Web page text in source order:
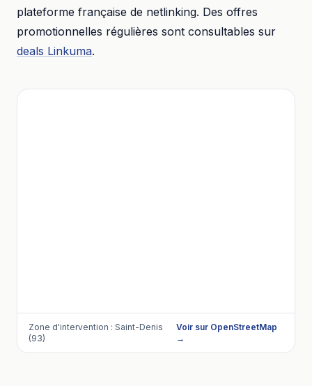
plateforme française de netlinking. Des offres
promotionnelles régulières sont consultables sur
deals Linkuma.
Zone d'intervention : Saint-Denis
(93)
Voir sur OpenStreetMap
→